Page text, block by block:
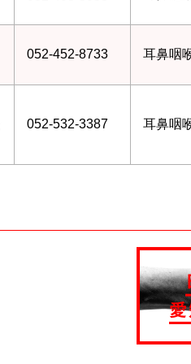
052-452-8733 耳鼻咽
052-532-3387 耳鼻咽